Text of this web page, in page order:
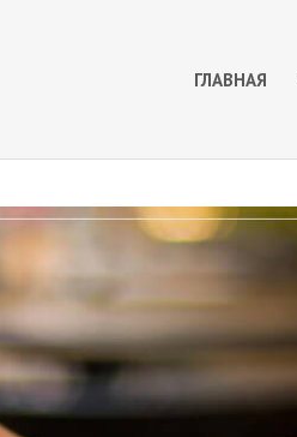
ГЛАВНАЯ